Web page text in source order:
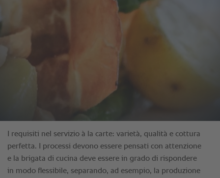
I requisiti nel servizio à la carte: varietà, qualità e cottura
perfetta. I processi devono essere pensati con attenzione
e la brigata di cucina deve essere in grado di rispondere
in modo flessibile, separando, ad esempio, la produzione